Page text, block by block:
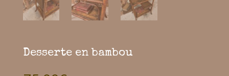
Desserte en bambou